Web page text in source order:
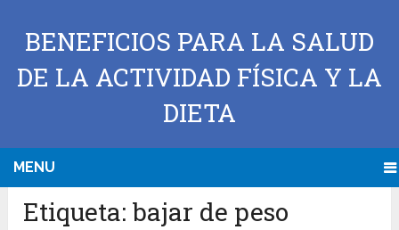
BENEFICIOS PARA LA SALUD
DE LA ACTIVIDAD FÍSICA Y LA
DIETA
MENU
Etiqueta:bajar de peso